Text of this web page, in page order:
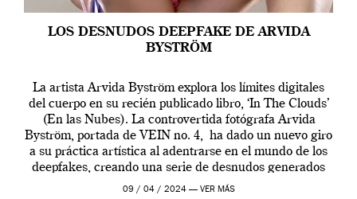
LOS DESNUDOS DEEPFAKE DE ARVIDA
BYSTRÖM
La artista Arvida Byström explora los límites digitales
del cuerpo en su recién publicado libro, ‘In The Clouds’
(En las Nubes). La controvertida fotógrafa Arvida
Byström, portada de VEIN no. 4, ha dado un nuevo giro
a su práctica artística al adentrarse en el mundo de los
deepfakes, creando una serie de desnudos generados
por […]
09 / 04 / 2024 — VER MÁS